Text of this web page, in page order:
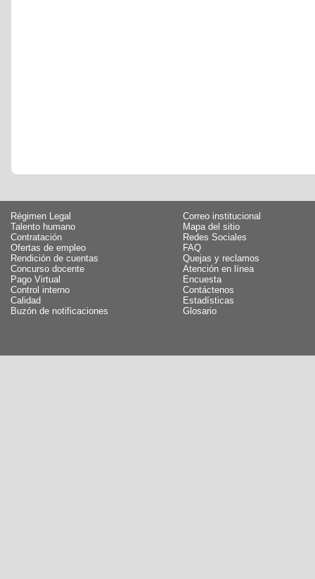
Régimen Legal
Talento humano
Contratación
Ofertas de empleo
Rendición de cuentas
Concurso docente
Pago Virtual
Control interno
Calidad
Buzón de notificaciones
Correo institucional
Mapa del sitio
Redes Sociales
FAQ
Quejas y reclamos
Atención en línea
Encuesta
Contáctenos
Estadísticas
Glosario